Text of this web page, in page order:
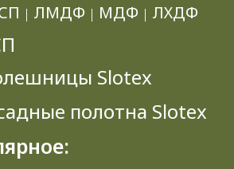
| ЛМДФ | МДФ | ЛХДФ
Slotex
полотна Slotex